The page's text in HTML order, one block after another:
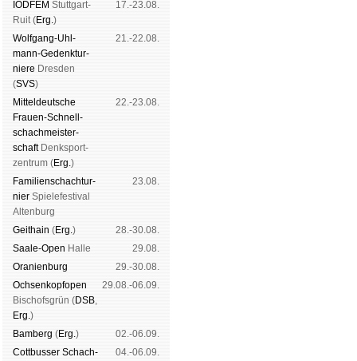
IODFEM Stutt­gart-
Ruit (Erg.)
17.-23.08.
Wolf­gang-Uhl­
mann-Ge­denk­tur­
niere Dres­den
(SVS)
21.-22.08.
Mit­tel­deu­tsche
Frauen-Schnell­
schach­meis­ter­
schaftDenk­sport­
zen­trum (Erg.)
22.-23.08.
Familien­schach­tur­
nier Spiele­fes­ti­val
Al­ten­burg
23.08.
Geit­hain (Erg.)
28.-30.08.
Saale-Open Halle
29.08.
Oranien­burg
29.-30.08.
Och­sen­kopf­open
Bischofs­grün (DSB,
Erg.)
29.08.-06.09.
Bam­berg (Erg.)
02.-06.09.
Cott­busser Schach­
04.-06.09.